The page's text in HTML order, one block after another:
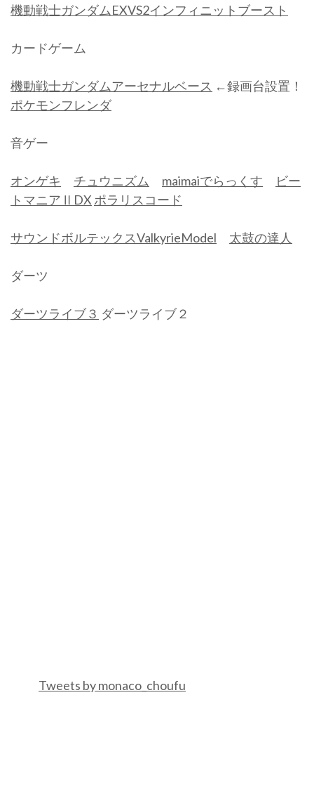
機動戦士ガンダムEXVS2インフィニットブースト
カードゲーム
機動戦士ガンダムアーセナルベース ←録画台設置！
ポケモンフレンダ
音ゲー
オンゲキ チュウニズム maimaiでらっくす
ビー
トマニアⅡDX ポラリスコード
サウンドボルテックスValkyrieModel 太鼓の達人
ダーツ
ダーツライブ３ ダーツライブ２
Tweets by monaco_choufu